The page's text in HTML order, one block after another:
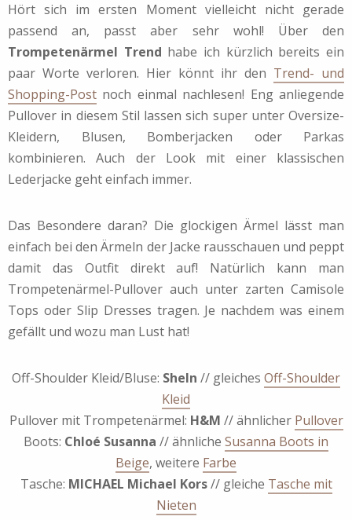
Hört sich im ersten Moment vielleicht nicht gerade
passend an, passt aber sehr wohl! Über den
Trompetenärmel Trend habe ich kürzlich bereits ein
paar Worte verloren. Hier könnt ihr den Trend- und
Shopping-Post noch einmal nachlesen! Eng anliegende
Pullover in diesem Stil lassen sich super unter Oversize-
Kleidern, Blusen, Bomberjacken oder Parkas
kombinieren. Auch der Look mit einer klassischen
Lederjacke geht einfach immer.
Das Besondere daran? Die glockigen Ärmel lässt man
einfach bei den Ärmeln der Jacke rausschauen und peppt
damit das Outfit direkt auf! Natürlich kann man
Trompetenärmel-Pullover auch unter zarten Camisole
Tops oder Slip Dresses tragen. Je nachdem was einem
gefällt und wozu man Lust hat!
Off-Shoulder Kleid/Bluse: SheIn // gleiches Off-Shoulder
Kleid
Pullover mit Trompetenärmel: H&M // ähnlicher Pullover
Boots: Chloé Susanna // ähnliche Susanna Boots in
Beige, weitere Farbe
Tasche: MICHAEL Michael Kors// gleiche Tasche mit
Nieten